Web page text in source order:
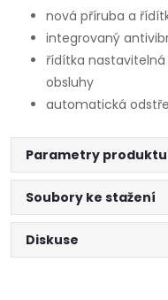
nová příruba a
integrovaný
řídítka
obsluhy
automatická
Parametry produktu
Soubory ke stažení
Diskuse